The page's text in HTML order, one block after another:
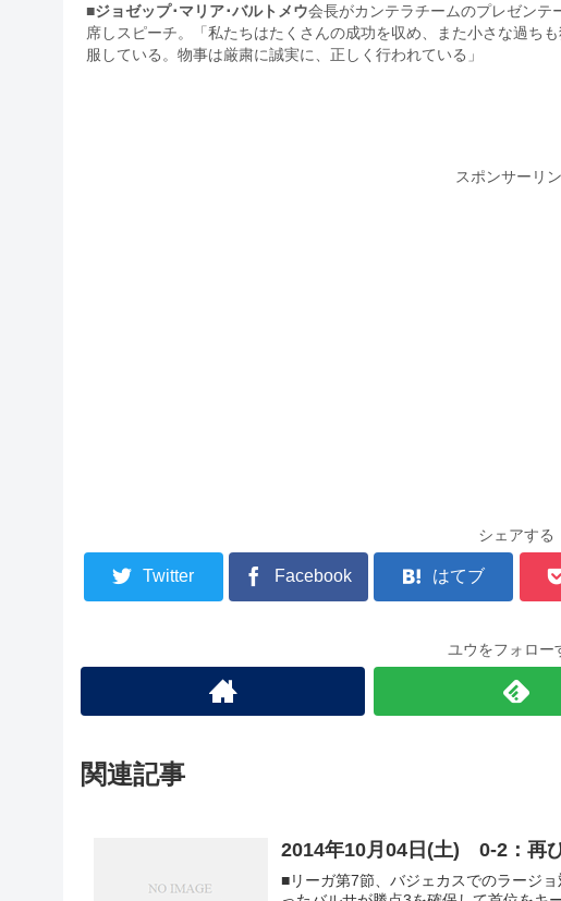
■ジョゼップ･マリア･バルトメウ会長がカンテラチームのプレゼンテ
席しスピーチ。「私たちはたくさんの成功を収め、また小さな過ち
服している。物事は厳粛に誠実に、正しく行われている」
スポンサーリ
シェアする
Twitter Facebook はてブ
ユウをフォロー
関連記事
2014年10月04日(土) 0-2：再
■リーガ第7節、バジェカスでのラージ